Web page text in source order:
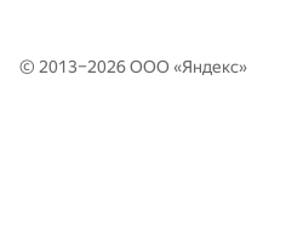
© 2013–2026 ООО «Яндекс»